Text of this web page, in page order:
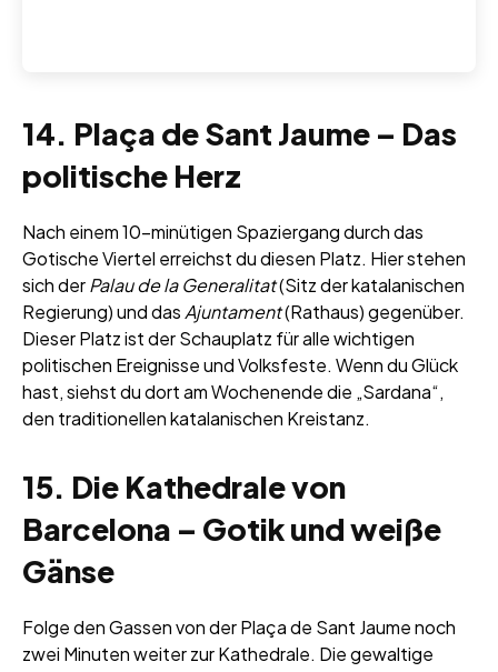
14. Plaça de Sant Jaume – Das
politische Herz
Nach einem 10-minütigen Spaziergang durch das
Gotische Viertel erreichst du diesen Platz. Hier stehen
sich derPalau de la Generalitat(Sitz der katalanischen
Regierung) und dasAjuntament(Rathaus) gegenüber.
Dieser Platz ist der Schauplatz für alle wichtigen
politischen Ereignisse und Volksfeste. Wenn du Glück
hast, siehst du dort am Wochenende die „Sardana“,
den traditionellen katalanischen Kreistanz.
15. Die Kathedrale von
Barcelona – Gotik und weiße
Gänse
Folge den Gassen von der Plaça de Sant Jaume noch
zwei Minuten weiter zur Kathedrale. Die gewaltige